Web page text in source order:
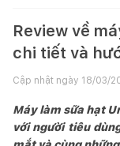
Review về
chi tiết và
Cập nhật ngày 18/03/
Máy làm sữa hạt
với người tiêu